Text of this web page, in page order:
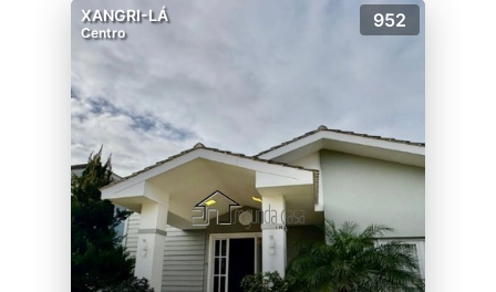
XANGRI-LÁ
Centro
952